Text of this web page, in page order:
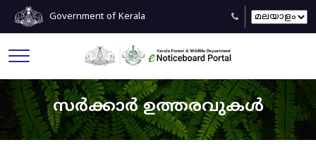
Government of Kerala
സർക്കാർ ഉത്തരവുകൾ